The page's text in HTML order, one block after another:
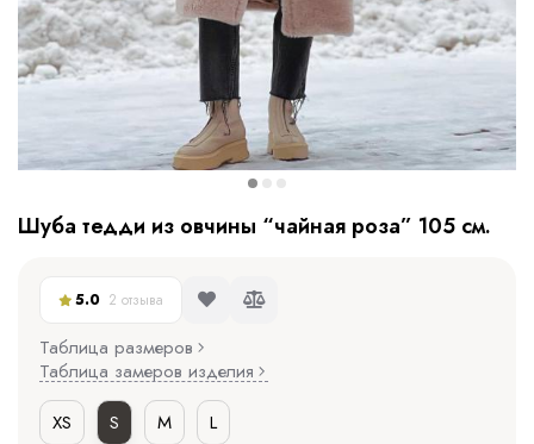
Шуба тедди из овчины “чайная роза” 105 см.
5.0 2 отзыва
Таблица размеров
Таблица замеров изделия
XS
S M L